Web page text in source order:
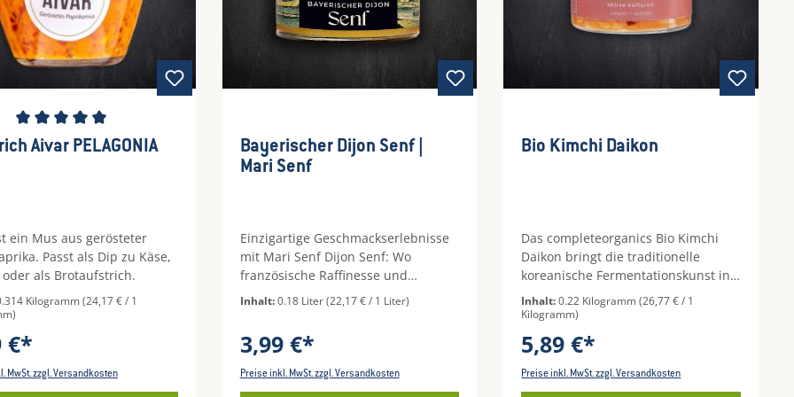
auf Sie wartet.
Textur des Senfs
puren Genuss und lädt
ein.Perfekte
Lachs: Ob
Lachs, Lachsfilet oder
– unser Honig-Dill-Senf
Begleiter für jedes
raffinierte Note und
Sie ein unvergessliches
Die
Honigsüße und die
Dillnote harmonieren
Bewertung von 5 von 5 Sternen
Aivar PELAGONIA
ein Mus aus gerösteter
Passt als Dip zu Käse,
oder als Brotaufstrich.
Kilogramm(24,17 € / 1
€*
MwSt. zzgl. Versandkosten
Bayerischer Dijon Senf |
Mari Senf
Einzigartige Geschmackserlebnisse
mit Mari Senf Dijon Senf: Wo
französische Raffinesse und
bayerische Tradition sich
Feuerwerk der Aromen, wo die
französische Eleganz des Dijonsenf
Inhalt:0.18 Liter(22,17 € / 1 Liter)
3,99 €*
Preise inkl. MwSt. zzgl. Versandkosten
Bio Kimchi Daikon
Das completeorganics Bio Kimchi
Daikon bringt die traditionelle
koreanische Fermentationskunst in
eine moderne, europäische
Variante. Knackiger Daikon-Rettich
Chili und Ingwer verfeinert und
anschließend natürlich fermentiert
Inhalt:0.22 Kilogramm(26,77 € / 1
Kilogramm)
5,89 €*
Preise inkl. MwSt. zzgl. Versandkosten